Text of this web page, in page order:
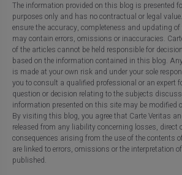
The information provided on this blog is presented
purposes only and has no contractual or legal
ensure the accuracy, completeness and updating
may contain errors, omissions or inaccuracies.
of the articles cannot be held responsible for
based on the information contained in this blog.
is made at your own risk and under your sole
you to consult a qualified professional or an expert
question or decision relating to the subjects
information presented on this site may be modified
By visiting this blog, you agree that Carte Veritas
released from any liability concerning losses, direct
consequences arising from the use of the contents
are linked to errors, omissions or the interpretation
published.